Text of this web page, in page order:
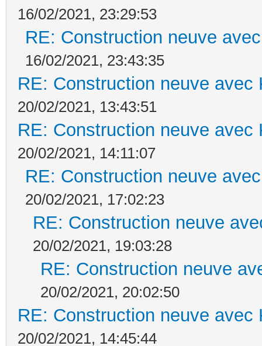
16/02/2021, 23:29:53
RE: Construction neuve
16/02/2021, 23:43:35
RE: Construction neuve avec
20/02/2021, 13:43:51
RE: Construction neuve avec
20/02/2021, 14:11:07
RE: Construction neuve
20/02/2021, 17:02:23
RE: Construction neuve
20/02/2021, 19:03:28
RE: Construction neuve
20/02/2021, 20:02:50
RE: Construction neuve avec
20/02/2021, 14:45:44